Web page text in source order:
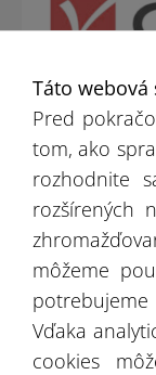
CORRECT
VIAC
Táto
Pred
tom, ako
rozhodnite
rozšírených
môžeme
Vďaka
cookies